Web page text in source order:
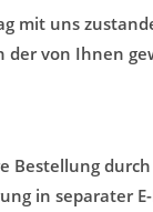
mit uns
der von Ihnen
Bestellung
in separater